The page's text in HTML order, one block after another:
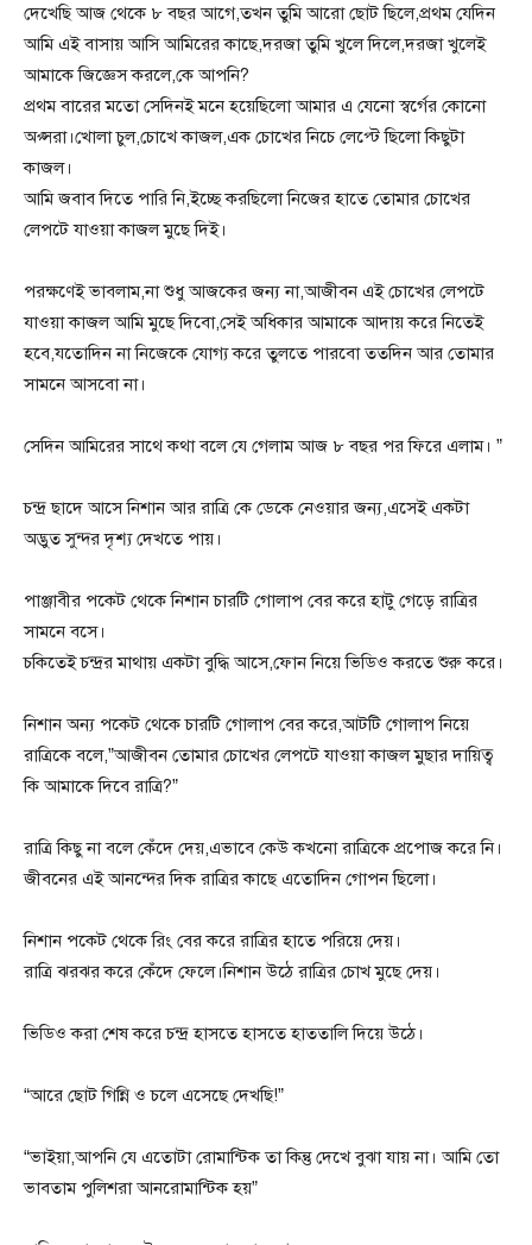
দেখেছি আজ থেকে ৮ বছর আগে,তখন তুমি আরো ছোট ছিলে,প্রথম যেদিন
আমি এই বাসায় আসি আমিরের কাছে,দরজা তুমি খুলে দিলে,দরজা খুলেই
আমাকে জিজ্ঞেস করলে,কে আপনি?
প্রথম বারের মতো সেদিনই মনে হয়েছিলো আমার এ যেনো স্বর্গের কোনো
অপ্সরা।খোলা চুল,চোখে কাজল,এক চোখের নিচে লেপ্টে ছিলো কিছুটা
কাজল।
আমি জবাব দিতে পারি নি,ইচ্ছে করছিলো নিজের হাতে তোমার চোখের
লেপটে যাওয়া কাজল মুছে দিই।
পরক্ষণেই ভাবলাম,না শুধু আজকের জন্য না,আজীবন এই চোখের লেপটে
যাওয়া কাজল আমি মুছে দিবো,সেই অধিকার আমাকে আদায় করে নিতেই
হবে,যতোদিন না নিজেকে যোগ্য করে তুলতে পারবো ততদিন আর তোমার
সামনে আসবো না।
সেদিন আমিরের সাথে কথা বলে যে গেলাম আজ ৮ বছর পর ফিরে এলাম। ”
চন্দ্র ছাদে আসে নিশান আর রাত্রি কে ডেকে নেওয়ার জন্য,এসেই একটা
অদ্ভুত সুন্দর দৃশ্য দেখতে পায়।
পাঞ্জাবীর পকেট থেকে নিশান চারটি গোলাপ বের করে হাটু গেড়ে রাত্রির
সামনে বসে।
চকিতেই চন্দ্রর মাথায় একটা বুদ্ধি আসে,ফোন নিয়ে ভিডিও করতে শুরু করে।
নিশান অন্য পকেট থেকে চারটি গোলাপ বের করে,আটটি গোলাপ নিয়ে
রাত্রিকে বলে,”আজীবন তোমার চোখের লেপটে যাওয়া কাজল মুছার দায়িত্ব
কি আমাকে দিবে রাত্রি?”
রাত্রি কিছু না বলে কেঁদে দেয়,এভাবে কেউ কখনো রাত্রিকে প্রপোজ করে নি।
জীবনের এই আনন্দের দিক রাত্রির কাছে এতোদিন গোপন ছিলো।
নিশান পকেট থেকে রিং বের করে রাত্রির হাতে পরিয়ে দেয়।
রাত্রি ঝরঝর করে কেঁদে ফেলে।নিশান উঠে রাত্রির চোখ মুছে দেয়।
ভিডিও করা শেষ করে চন্দ্র হাসতে হাসতে হাততালি দিয়ে উঠে।
“আরে ছোট গিন্নি ও চলে এসেছে দেখছি!”
“ভাইয়া,আপনি যে এতোটা রোমান্টিক তা কিন্তু দেখে বুঝা যায় না। আমি তো
ভাবতাম পুলিশরা আনরোমান্টিক হয়”